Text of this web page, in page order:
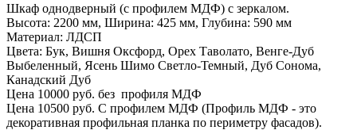
Шкаф однодверный (с профилем МДФ) с зеркалом.
Высота: 2200 мм, Ширина: 425 мм, Глубина: 590 мм
Материал: ЛДСП
Цвета: Бук, Вишня Оксфорд, Орех Таволато, Венге-Дуб
Выбеленный, Ясень Шимо Светло-Темный, Дуб Сонома,
Канадский Дуб
Цена 10000 руб. без профиля МДФ
Цена 10500 руб. С профилем МДФ (Профиль МДФ - это
декоративная профильная планка по периметру фасадов).